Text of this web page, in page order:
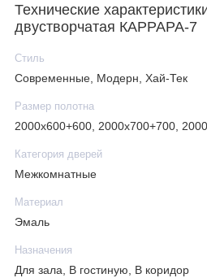
Технические
двустворчатая КАРРАРА-7
Стиль
Современные, Модерн, Хай-Тек
Размер полотна
2000х600+600, 2000х700+700,
Категория дверей
Межкомнатные
Материал
Эмаль
Назначения
Для зала, В гостиную, В коридор